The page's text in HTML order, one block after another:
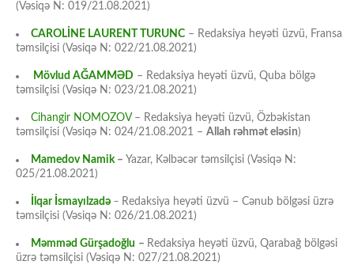
(Vəsiqə N: 019/21.08.2021)
CAROLİNE LAURENT TURUNC – Redaksiya heyəti üzvü, Fransa
təmsilçisi (Vəsiqə N: 022/21.08.2021)
Mövlud AĞAMMƏD – Redaksiya heyəti üzvü, Quba bölgə
təmsilçisi (Vəsiqə N: 023/21.08.2021)
Cihangir NOMOZOV– Redaksiya heyəti üzvü, Özbəkistan
təmsilçisi (Vəsiqə N: 024/21.08.2021 – Allah rəhmət eləsin)
Mamedov Namik– Yazar, Kəlbəcər təmsilçisi (Vəsiqə N:
025/21.08.2021)
İlqar İsmayılzadə – Redaksiya heyəti üzvü – Cənub bölgəsi üzrə
təmsilçisi (Vəsiqə N: 026/21.08.2021)
Məmməd Gürşadoğlu – Redaksiya heyəti üzvü, Qarabağ bölgəsi
üzrə təmsilçisi (Vəsiqə N: 027/21.08.2021)